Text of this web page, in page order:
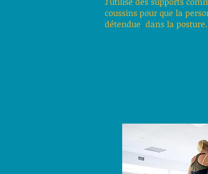
coussins pour que la
détendue dans la posture.